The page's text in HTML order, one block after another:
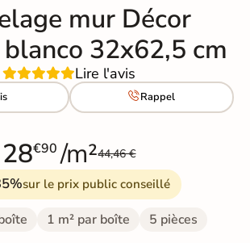
mur Décor
32x62,5 cm
Lire l'avis
Rappel
28€90 /m²44,46 €
sur le prix public conseillé
1 m² par boîte 5 pièces